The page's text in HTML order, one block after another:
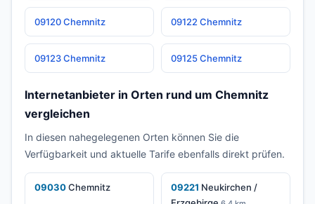
09120 Chemnitz 09122 Chemnitz
09123 Chemnitz 09125 Chemnitz
Internetanbieter in Orten rund um Chemnitz
vergleichen
In diesen nahegelegenen Orten können Sie die
Verfügbarkeit und aktuelle Tarife ebenfalls direkt prüfen.
09030Chemnitz 09221 Neukirchen /